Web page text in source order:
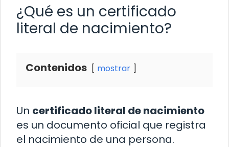
¿Qué es un certificado
literal de nacimiento?
Contenidos mostrar
Un certificado literal de nacimiento
es un documento oficial que registra
el nacimiento de una persona.